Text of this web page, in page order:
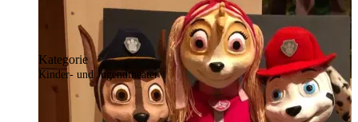
Kategorie
Kinder- und Jugendtheater